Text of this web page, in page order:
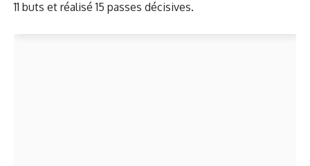
11 buts et réalisé 15 passes décisives.